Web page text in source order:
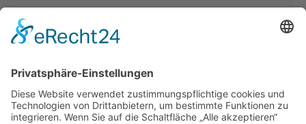
Retro und Klassiker
Shooter
Sonstige Spiele